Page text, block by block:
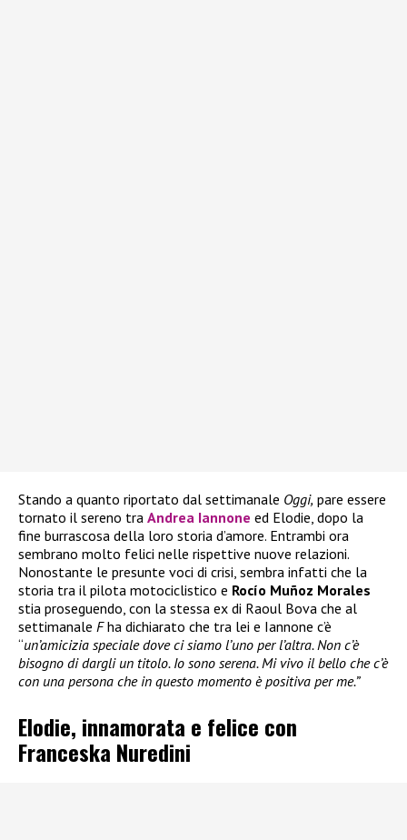
Stando a quanto riportato dal settimanale Oggi, pare essere
tornato il sereno tra Andrea Iannone ed Elodie, dopo la
fine burrascosa della loro storia d’amore. Entrambi ora
sembrano molto felici nelle rispettive nuove relazioni.
Nonostante le presunte voci di crisi, sembra infatti che la
storia tra il pilota motociclistico e Rocío Muñoz Morales
stia proseguendo, con la stessa ex di Raoul Bova che al
settimanale Fha dichiarato che tra lei e Iannone c’è
“un’amicizia speciale dove ci siamo l’uno per l’altra. Non c’è
bisogno di dargli un titolo. Io sono serena. Mi vivo il bello che c’è
con una persona che in questo momento è positiva per me.”
Elodie, innamorata e felice con
Franceska Nuredini